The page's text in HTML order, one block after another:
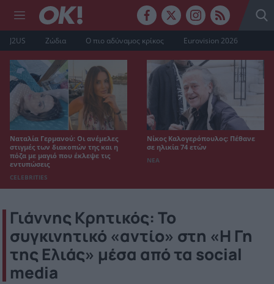
J2US Ζώδια Ο πιο αδύναμος κρίκος Eurovision 2026
Ναταλία Γερμανού: Οι ανέμελες
στιγμές των διακοπών της και η
πόζα με μαγιό που έκλεψε τις
εντυπώσεις
CELEBRITIES
Νίκος Καλογερόπουλος: Πέθανε
σε ηλικία 74 ετών
ΝΕΑ
Γιάννης Κρητικός: Το
συγκινητικό «αντίο» στη «Η Γη
της Ελιάς» μέσα από τα social
media